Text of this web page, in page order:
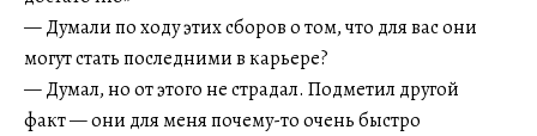
— Думали по ходу этих сборов о том, что для вас они
могут стать последними в карьере?
— Думал, но от этого не страдал. Подметил другой
факт — они для меня почему-то очень быстро